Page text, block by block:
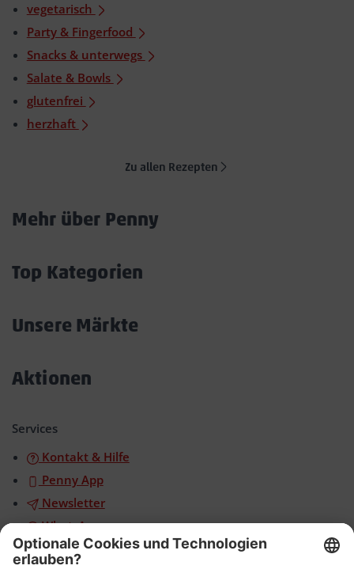
vegetarisch
Party & Fingerfood
Snacks & unterwegs
Salate & Bowls
glutenfrei
herzhaft
Zu allen Rezepten
Mehr über Penny
Top Kategorien
Unsere Märkte
Aktionen
Services
Kontakt & Hilfe
Penny App
Newsletter
WhatsApp
App